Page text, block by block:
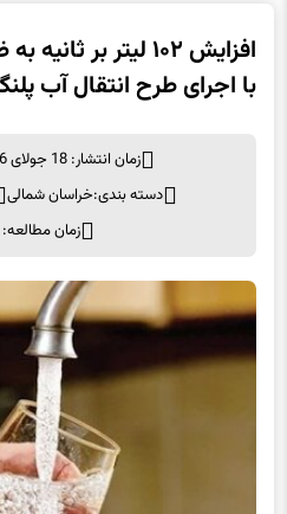
افزایش ۱۰۲ لیتر
با اجرای طرح انتقال آب
زمان انتشار: 18 جولای 2026 ساعت 12:41
دسته بندی:خراسان شمالی
زمان مطالعه: 3